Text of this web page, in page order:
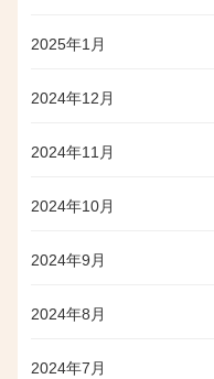
2025年1月
2024年12月
2024年11月
2024年10月
2024年9月
2024年8月
2024年7月